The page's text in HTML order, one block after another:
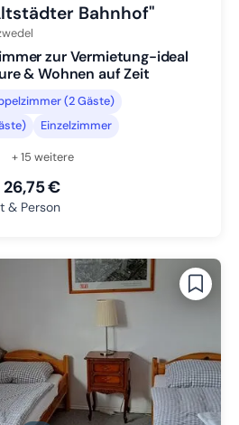
Bahnhof"
zur Vermietung-ideal
& Wohnen auf Zeit
(2 Gäste)
Einzelzimmer
+ 15 weitere
26,75 €
& Person